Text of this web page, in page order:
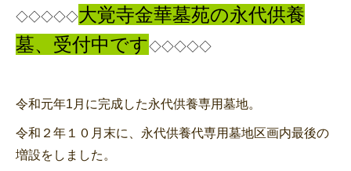
◇◇◇◇◇大覚寺金華墓苑の永代供養
墓、受付中です◇◇◇◇◇
令和元年1月に完成した永代供養専用墓地。
令和２年１０月末に、永代供養代専用墓地区画内最後の
増設をしました。